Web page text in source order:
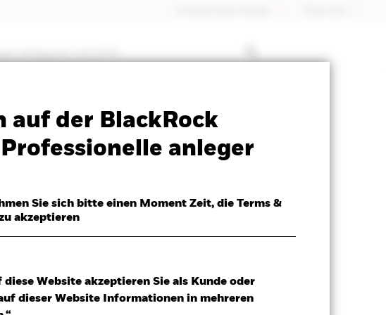
auf der BlackRock
anleger
Sie sich bitte einen Moment Zeit, die Terms &
akzeptieren
Website akzeptieren Sie als Kunde oder
dieser Website Informationen in mehreren